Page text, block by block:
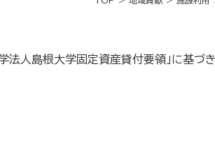
法人島根大学固定資産貸付要領」に基づ